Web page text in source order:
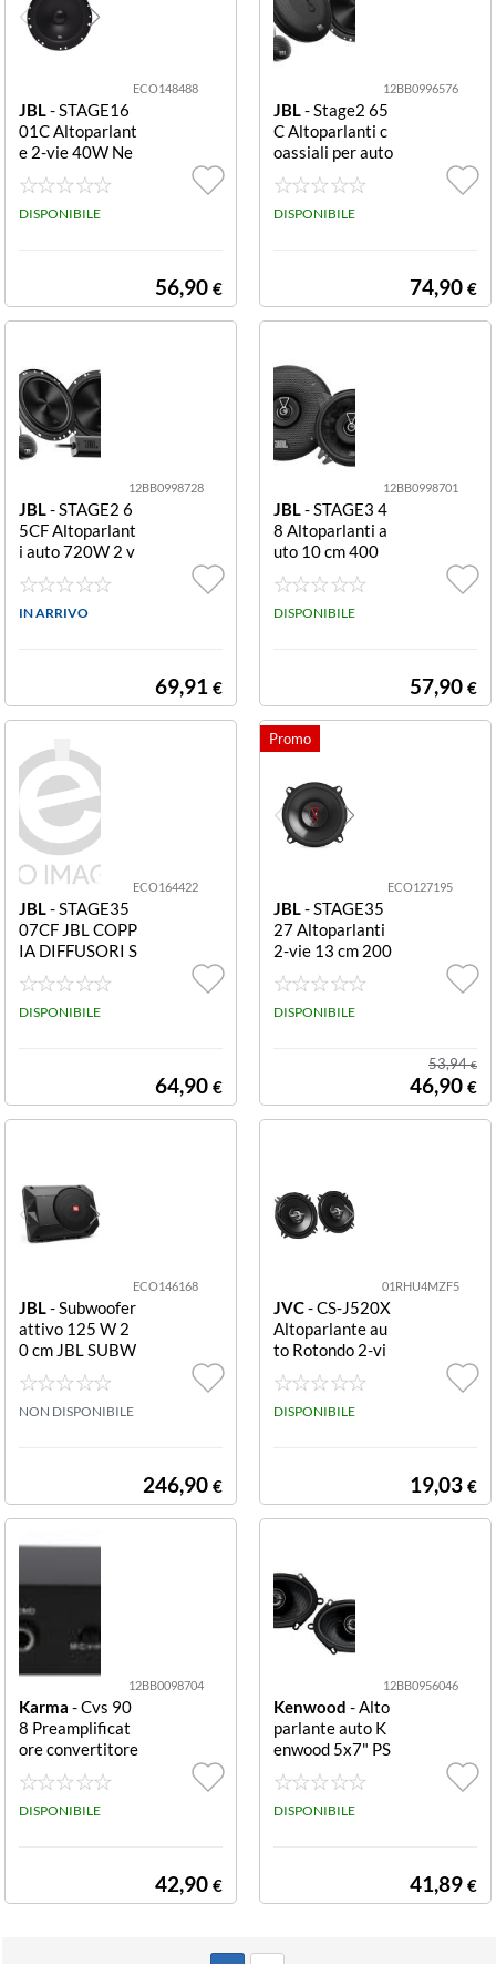
ECO148488
JBL- STAGE16
01C Altoparlant
e 2-vie 40W Ne
ro JBL COPPIA
DIFFUSORI STA
GE1601 C KIT e
DISPONIBILE
56,90 €
12BB0996576
JBL- Stage2 65
C Altoparlanti c
oassiali per auto
16 cm 720W 65
C
DISPONIBILE
74,90 €
12BB0998728
JBL- STAGE2 6
5CF Altoparlant
i auto 720W 2 v
ie 65CF
IN ARRIVO
69,91 €
12BB0998701
JBL- STAGE3 4
8 Altoparlanti a
uto 10 cm 400
W 2 vie 48
DISPONIBILE
57,90 €
ECO164422
JBL- STAGE35
07CF JBL COPP
IA DIFFUSORI S
TAGE3507CF K
IT KIT 2vie 130
mm 45W RMS
DISPONIBILE
64,90 €
ECO127195
JBL- STAGE35
27 Altoparlanti
2-vie 13 cm 200
W (2 pz) JBL CO
PPIA DIFFUSO
RI STAGE3527
O 40W120
DISPONIBILE
53,94€
46,90 €
ECO146168
JBL- Subwoofer
attivo 125 W 2
0 cm JBL SUBW
OOFER BASSP
RO SL2 AMPLI
F. 125WBOX S
NON DISPONIBILE
246,90 €
01RHU4MZF5
JVC- CS-J520X
Altoparlante au
to Rotondo 2-vi
e 250 W (8034
84)
DISPONIBILE
19,03 €
12BB0098704
Karma - Cvs 90
8 Preamplificat
ore convertitore
Nero Convertito
re
DISPONIBILE
42,90 €
12BB0956046
Kenwood - Alto
parlante auto K
enwood 5x7" PS
5797C Altoparl
anti auto Kenwo
od KFC PS5797
DISPONIBILE
41,89 €